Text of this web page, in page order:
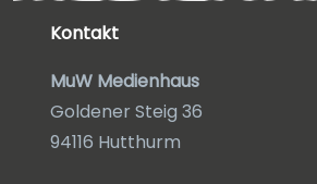
Kontakt
MuW Medienhaus
Goldener Steig 36
94116 Hutthurm